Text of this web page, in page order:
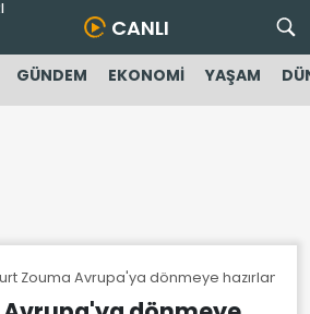
CANLI
GÜNDEM EKONOMİ YAŞAM
Zouma Avrupa'ya dönmeye hazırlanıyor